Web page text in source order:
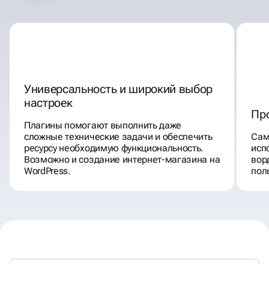
Универсальность и широкий выбор
настроек
Плагины помогают выполнить даже
сложные технические задачи и обеспечить
ресурсу необходимую функциональность.
Возможно и создание интернет-магазина на
WordPress.